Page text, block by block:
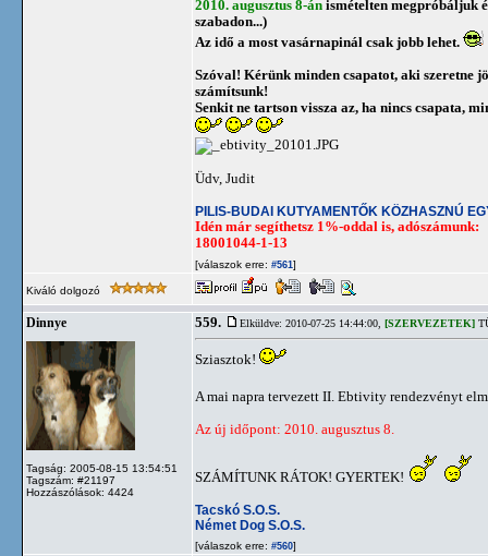
2010. augusztus 8-án ismételten megpróbáljuk
szabadon...)
Az idő a most vasárnapinál csak jobb lehet.
Szóval! Kérünk minden csapatot, aki szeretne
számítsunk!
Senkit ne tartson vissza az, ha nincs csapata,
Üdv, Judit
PILIS-BUDAI KUTYAMENTŐK KÖZHASZNÚ
Idén már segíthetsz 1%-oddal is, adószámunk:
18001044-1-13
[válaszok erre: #561]
Kiváló dolgozó
Dinnye
Tagság: 2005-08-15 13:54:51
Tagszám: #21197
Hozzászólások: 4424
559. Elküldve: 2010-07-25 14:44:00, [SZERVEZETEK]
Sziasztok!
A mai napra tervezett II. Ebtivity rendezvényt
Az új időpont: 2010. augusztus 8.
SZÁMÍTUNK RÁTOK! GYERTEK!
Tacskó S.O.S.
Német Dog S.O.S.
[válaszok erre: #560]